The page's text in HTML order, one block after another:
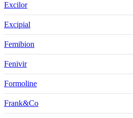
Excilor
Excipial
Femibion
Fenivir
Formoline
Frank&Co